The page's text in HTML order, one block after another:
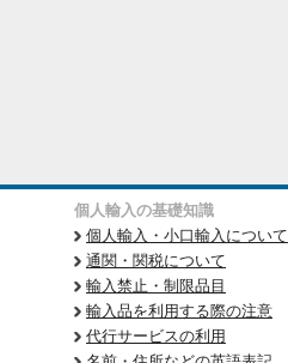
個人輸入の基礎知識
個人輸入・小口輸入について
通関・関税について
輸入禁止・制限品目
輸入品を利用する際の注意
代行サービスの利用